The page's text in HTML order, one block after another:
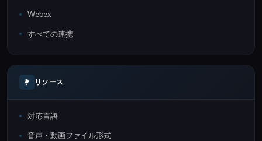
Webex
すべての連携
リソース
対応言語
音声・動画ファイル形式